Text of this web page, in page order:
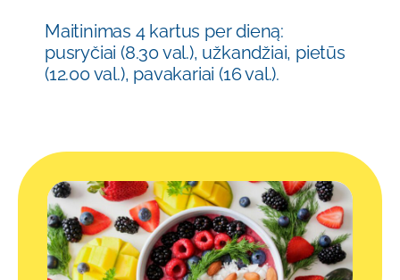
Maitinimas 4 kartus per dieną:
pusryčiai (8.30 val.), užkandžiai, pietūs
(12.00 val.), pavakariai (16 val.).